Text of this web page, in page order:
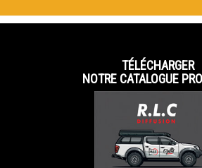
TÉLÉCHARGER
NOTRE CATALOGUE